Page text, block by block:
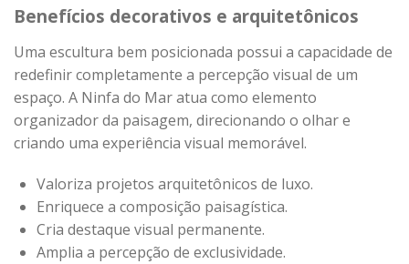
Benefícios decorativos e arquitetônicos
Uma escultura bem posicionada possui a capacidade de
redefinir completamente a percepção visual de um
espaço. A Ninfa do Mar atua como elemento
organizador da paisagem, direcionando o olhar e
criando uma experiência visual memorável.
Valoriza projetos arquitetônicos de luxo.
Enriquece a composição paisagística.
Cria destaque visual permanente.
Amplia a percepção de exclusividade.